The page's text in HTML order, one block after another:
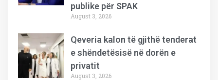
publike për SPAK
August 3, 2026
Qeveria kalon të gjithë tenderat
e shëndetësisë në dorën e
privatit
August 3, 2026